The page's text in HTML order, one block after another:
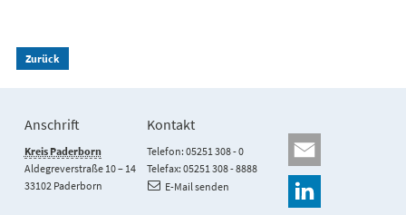
Zurück
Anschrift
Kreis Paderborn
Aldegreverstraße 10 – 14
33102 Paderborn
Kontakt
Telefon: 05251 308 - 0
Telefax: 05251 308 - 8888
E-Mail senden